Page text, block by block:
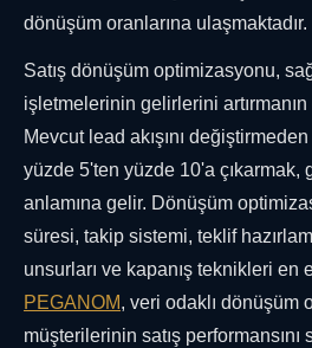
dönüşüm oranlarına ulaşmaktadır.
Satış dönüşüm optimizasyonu,
işletmelerinin gelirlerini artırmanın
Mevcut lead akışını
yüzde 5'ten yüzde 10'a çıkarmak,
anlamına gelir. Dönüşüm
süresi, takip sistemi, teklif
unsurları ve kapanış teknikleri en
PEGANOM, veri odaklı dönüşüm
müşterilerinin satış